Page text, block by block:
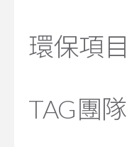
安全保證
環保項目
環保項目
TAG團隊